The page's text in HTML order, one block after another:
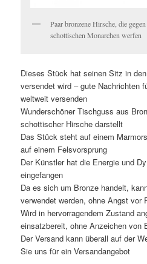
Paar bronzene Hirsche, die
schottischen Monarchen werfen
Dieses Stück hat seinen Sitz in
versendet wird – gute Nachrichten
weltweit versenden
Wunderschöner Tischguss aus
schottischer Hirsche darstellt
Das Stück steht auf einem
auf einem Felsvorsprung
Der Künstler hat die Energie und
eingefangen
Da es sich um Bronze handelt,
verwendet werden, ohne Angst vor
Wird in hervorragendem Zustand
einsatzbereit, ohne Anzeichen von
Der Versand kann überall auf der
Sie uns für ein Versandangebot